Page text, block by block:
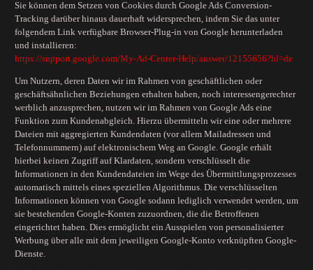
Sie können dem Setzen von Cookies durch Google Ads Conversion-
Tracking darüber hinaus dauerhaft widersprechen, indem Sie das unter
folgendem Link verfügbare Browser-Plug-in von Google herunterladen
und installieren:
https://support.google.com/My-Ad-Center-Help/answer/12155656?hl=de
Um Nutzern, deren Daten wir im Rahmen von geschäftlichen oder
geschäftsähnlichen Beziehungen erhalten haben, noch interessengerechter
werblich anzusprechen, nutzen wir im Rahmen von Google Ads eine
Funktion zum Kundenabgleich. Hierzu übermitteln wir eine oder mehrere
Dateien mit aggregierten Kundendaten (vor allem Mailadressen und
Telefonnummern) auf elektronischem Weg an Google. Google erhält
hierbei keinen Zugriff auf Klardaten, sondern verschlüsselt die
Informationen in den Kundendateien im Wege des Übermittlungsprozesses
automatisch mittels eines speziellen Algorithmus. Die verschlüsselten
Informationen können von Google sodann lediglich verwendet werden, um
sie bestehenden Google-Konten zuzuordnen, die die Betroffenen
eingerichtet haben. Dies ermöglicht ein Ausspielen von personalisierter
Werbung über alle mit dem jeweiligen Google-Konto verknüpften Google-
Dienste.